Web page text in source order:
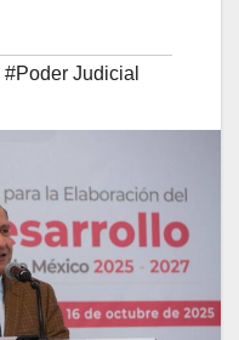
#Poder Judicial